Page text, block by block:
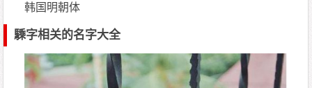
韩国明朝体
騬字相关的名字大全